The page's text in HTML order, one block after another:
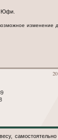
Юфи.